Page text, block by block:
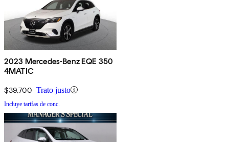
2023 Mercedes-Benz EQE 350
4MATIC
$39,700 Trato justo
Incluye tarifas de conc.